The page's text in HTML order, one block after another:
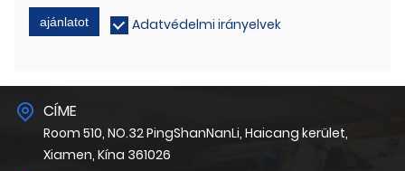
ajánlatot Adatvédelmi irányelvek
CÍME
Room 510, NO.32 PingShanNanLi, Haicang kerület,
Xiamen, Kína 361026